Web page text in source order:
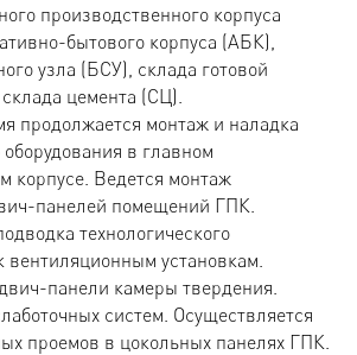
производственного корпуса
бытового корпуса (АБК),
узла (БСУ), склада готовой
цемента (СЦ).
продолжается монтаж и наладка
оборудования в главном
корпусе. Ведется монтаж
панелей помещений ГПК.
технологического
вентиляционным установкам.
панели камеры твердения.
систем. Осуществляется
проемов в цокольных панелях ГПК.